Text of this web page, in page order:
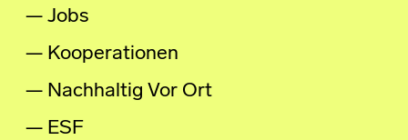
Jobs
Kooperationen
Nachhaltig Vor Ort
ESF